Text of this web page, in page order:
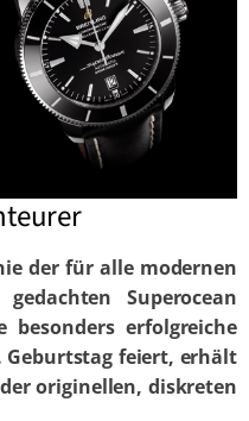
der für alle modernen
Superocean
besonders erfolgreiche
Geburtstag feiert, erhält
originellen, diskreten